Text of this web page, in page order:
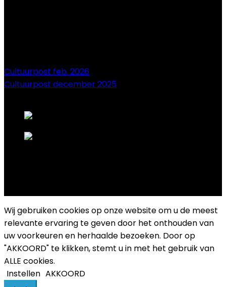
Cultuurpost feb. 2026
Cultuurpost december 2025
Wij gebruiken cookies op onze website om u de meest
relevante ervaring te geven door het onthouden van
uw voorkeuren en herhaalde bezoeken. Door op
"AKKOORD" te klikken, stemt u in met het gebruik van
ALLE cookies.
Instellen AKKOORD